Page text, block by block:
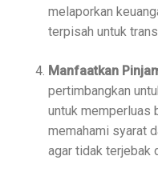
melaporkan
terpisah untuk
Manfaatkan
pertimbangkan
untuk memperluas
memahami syarat
agar tidak terjebak